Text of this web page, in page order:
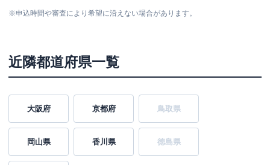
※申込時間や審査により希望に沿えない場合があります。
近隣都道府県一覧
大阪府 京都府 鳥取県
岡山県 香川県 徳島県